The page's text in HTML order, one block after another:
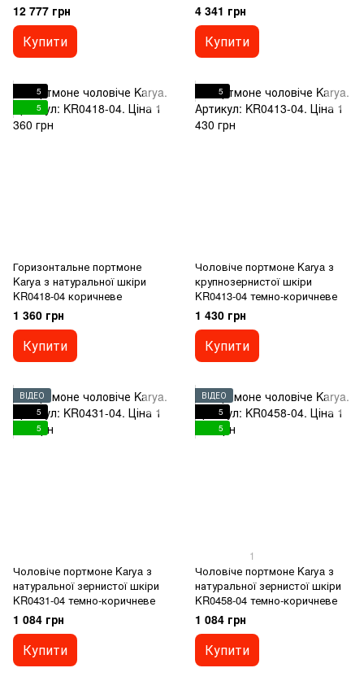
12 777 грн
Купити
4 341 грн
Купити
5
5
Горизонтальне портмоне
Karya з натуральної шкіри
KR0418-04 коричневе
1 360 грн
Купити
5
Чоловіче портмоне Karya з
крупнозернистої шкіри
KR0413-04 темно-коричневе
1 430 грн
Купити
ВІДЕО
5
5
Чоловіче портмоне Karya з
натуральної зернистої шкіри
KR0431-04 темно-коричневе
1 084 грн
Купити
ВІДЕО
5
5
1
Чоловіче портмоне Karya з
натуральної зернистої шкіри
KR0458-04 темно-коричневе
1 084 грн
Купити